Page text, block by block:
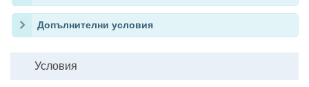
Допълнителни условия
Условия